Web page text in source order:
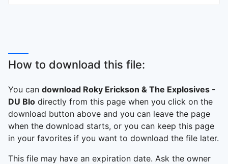
How to download this file:
You can download Roky Erickson & The Explosives -
DU Blo directly from this page when you click on the
download button above and you can leave the page
when the download starts, or you can keep this page
in your favorites if you want to download the file later.
This file may have an expiration date. Ask the owner